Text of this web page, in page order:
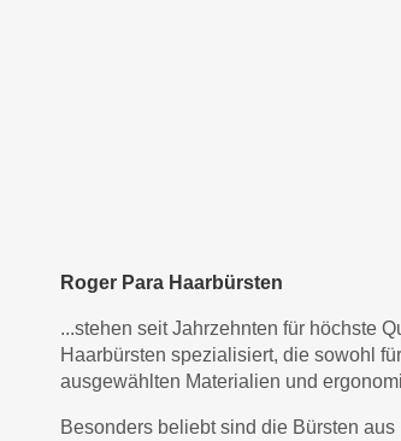
Roger Para Haarbürsten
...stehen seit Jahrzehnten für höchste
Haarbürsten spezialisiert, die sowohl
ausgewählten Materialien und
Besonders beliebt sind die Bürsten